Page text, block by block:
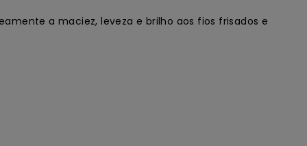
a maciez, leveza e brilho aos fios frisados e